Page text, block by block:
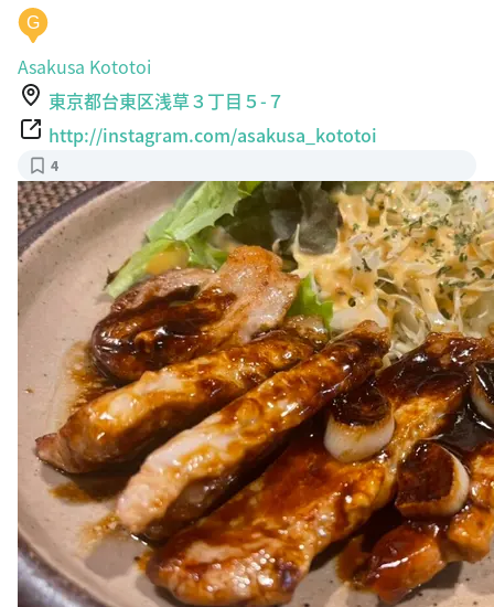
Asakusa Kototoi
東京都台東区浅草３丁目５-７
http://instagram.com/asakusa_kototoi
4